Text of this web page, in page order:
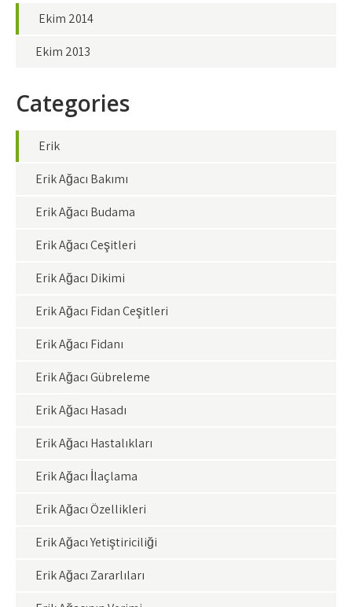
Ekim 2014
Ekim 2013
Categories
Erik
Erik Ağacı Bakımı
Erik Ağacı Budama
Erik Ağacı Çeşitleri
Erik Ağacı Dikimi
Erik Ağacı Fidan Çeşitleri
Erik Ağacı Fidanı
Erik Ağacı Gübreleme
Erik Ağacı Hasadı
Erik Ağacı Hastalıkları
Erik Ağacı İlaçlama
Erik Ağacı Özellikleri
Erik Ağacı Yetiştiriciliği
Erik Ağacı Zararlıları